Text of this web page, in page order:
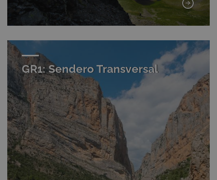
GR1: Sendero Transversal